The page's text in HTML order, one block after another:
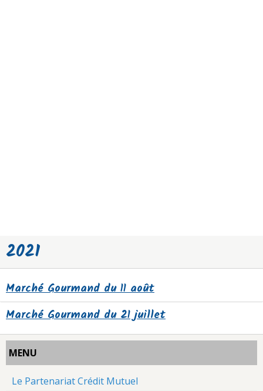
2021
Marché Gourmand du 11 août
Marché Gourmand du 21 juillet
MENU
Le Partenariat Crédit Mutuel